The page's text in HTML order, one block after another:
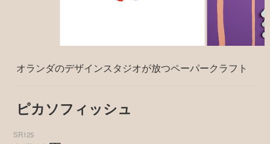
オランダのデザインスタジオが放つペーパークラフト
ピカソフィッシュ
SR125